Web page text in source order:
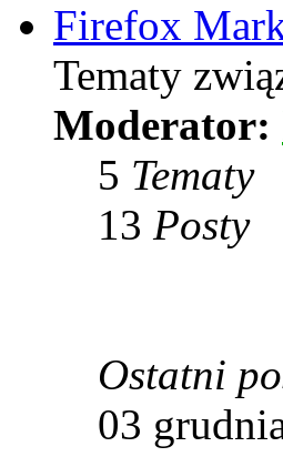
Firefox
Tematy
Moderator:
5 Tematy
13 Posty
Ostatni
03